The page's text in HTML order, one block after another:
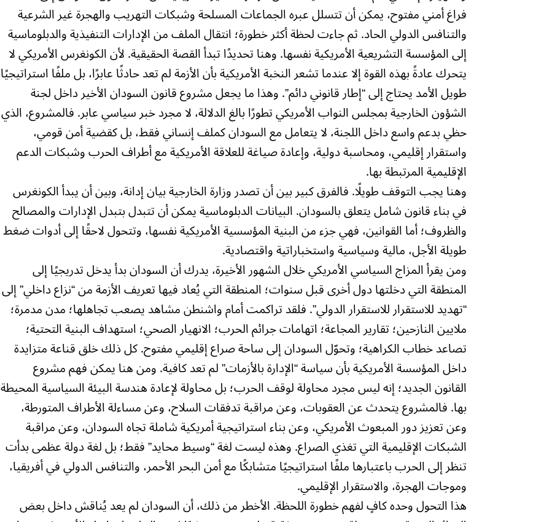
فراغ أمني مفتوح، يمكن أن تتسلل عبره الجماعات المسلحة وشبكات التهريب والهجرة غير الشرعية
والتنافس الدولي الحاد. ثم جاءت لحظة أكثر خطورة؛ انتقال الملف من الإدارات التنفيذية والدبلوماسية
إلى المؤسسة التشريعية الأمريكية نفسها. وهنا تحديدًا تبدأ القصة الحقيقية. لأن الكونغرس الأمريكي لا
يتحرك عادةً بهذه القوة إلا عندما تشعر النخبة الأمريكية بأن الأزمة لم تعد حادثًا عابرًا، بل ملفًا استراتيجيًا
طويل الأمد يحتاج إلى “إطار قانوني دائم”. وهذا ما يجعل مشروع قانون السودان الأخير داخل لجنة
الشؤون الخارجية بمجلس النواب الأمريكي تطورًا بالغ الدلالة، لا مجرد خبر سياسي عابر. فالمشروع، الذي
حظي بدعم واسع داخل اللجنة، لا يتعامل مع السودان كملف إنساني فقط، بل كقضية أمن قومي،
واستقرار إقليمي، ومحاسبة دولية، وإعادة صياغة للعلاقة الأمريكية مع أطراف الحرب وشبكات الدعم
الإقليمية المرتبطة بها.
وهنا يجب التوقف طويلًا. فالفرق كبير بين أن تصدر وزارة الخارجية بيان إدانة، وبين أن يبدأ الكونغرس
في بناء قانون شامل يتعلق بالسودان. البيانات الدبلوماسية يمكن أن تتبدل بتبدل الإدارات والمصالح
والظروف؛ أما القوانين، فهي جزء من البنية المؤسسية الأمريكية نفسها، وتتحول لاحقًا إلى أدوات ضغط
طويلة الأجل، مالية وسياسية واستخباراتية واقتصادية.
ومن يقرأ المزاج السياسي الأمريكي خلال الشهور الأخيرة، يدرك أن السودان بدأ يدخل تدريجيًا إلى
المنطقة التي دخلتها دول أخرى قبل سنوات؛ المنطقة التي يُعاد فيها تعريف الأزمة من “نزاع داخلي” إلى
“تهديد للاستقرار للاستقرار الدولي”. فلقد تراكمت أمام واشنطن مشاهد يصعب تجاهلها؛ مدن مدمرة؛
ملايين النازحين؛ تقارير المجاعة؛ اتهامات جرائم الحرب؛ الانهيار الصحي؛ استهداف البنية التحتية؛
تصاعد خطاب الكراهية؛ وتحوّل السودان إلى ساحة صراع إقليمي مفتوح. كل ذلك خلق قناعة متزايدة
داخل المؤسسة الأمريكية بأن سياسة “الإدارة بالأزمات” لم تعد كافية. ومن هنا يمكن فهم مشروع
القانون الجديد؛ إنه ليس مجرد محاولة لوقف الحرب؛ بل محاولة لإعادة هندسة البيئة السياسية المحيطة
بها. فالمشروع يتحدث عن العقوبات، وعن مراقبة تدفقات السلاح، وعن مساءلة الأطراف المتورطة،
وعن تعزيز دور المبعوث الأمريكي، وعن بناء استراتيجية أمريكية شاملة تجاه السودان، وعن مراقبة
الشبكات الإقليمية التي تغذي الصراع. وهذه ليست لغة “وسيط محايد” فقط؛ بل لغة دولة عظمى بدأت
تنظر إلى الحرب باعتبارها ملفًا استراتيجيًا متشابكًا مع أمن البحر الأحمر، والتنافس الدولي في أفريقيا،
وموجات الهجرة، والاستقرار الإقليمي.
هذا التحول وحده كافٍ لفهم خطورة اللحظة. الأخطر من ذلك، أن السودان لم يعد يُناقش داخل بعض